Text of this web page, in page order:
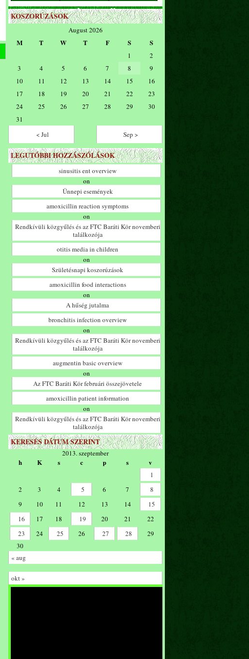
KOSZORÚZÁSOK
August 2026
M T W T F S S
1
2
3
4 5 6 7 8
9
10
11 12 13 14 15
16
17
18 19 20 21 22
23
24
25 26 27 28 29
30
31
< Jul
Sep >
LEGUTÓBBI HOZZÁSZÓLÁSOK
sinusitis ent overview
on
Ünnepi események
amoxicillin reaction symptoms
on
Rendkívüli közgyűlés és az FTC Baráti Kör novemberi
találkozója
otitis media in children
on
Születésnapi koszorúzások
amoxicillin food interactions
on
A hűség jutalma
bronchitis infection overview
on
Rendkívüli közgyűlés és az FTC Baráti Kör novemberi
találkozója
augmentin basic overview
on
Az FTC Baráti Kör februári összejövetele
amoxicillin patient information
on
Rendkívüli közgyűlés és az FTC Baráti Kör novemberi
találkozója
KERESÉS DÁTUM SZERINT
2013. szeptember
h K s c p s v
1
2
3 4 5 6 7
8
9
10 11 12 13 14
15
16
17 18 19 20 21
22
23
24 25 26 27 28
29
30
« aug
okt »